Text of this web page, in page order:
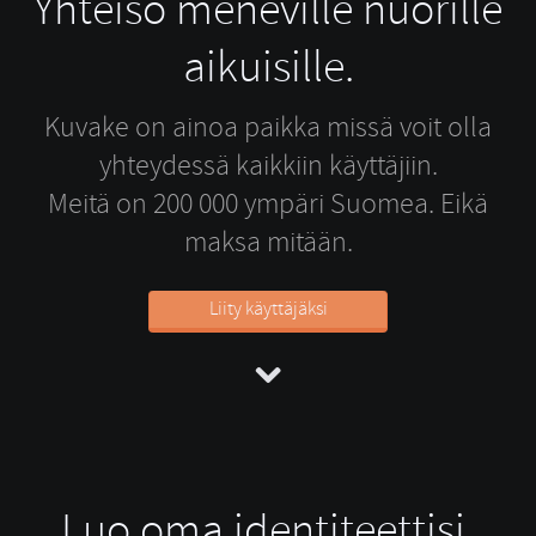
aikuisille.
Kuvake on ainoa paikka missä voit olla
yhteydessä kaikkiin käyttäjiin.
Meitä on 200 000 ympäri Suomea. Eikä
maksa mitään.
Liity käyttäjäksi